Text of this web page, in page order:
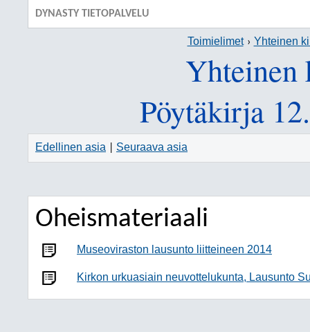
DYNASTY TIETOPALVELU
Toimielimet Yhteinen
Yhteinen
Pöytäkirja
Edellinen asia Seuraava asia
Oheismateriaali
Museoviraston lausunto liitteineen 2014
Kirkon urkuasiain neuvottelukunta, Lausunto